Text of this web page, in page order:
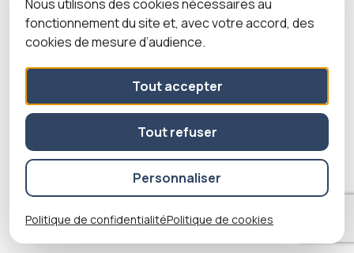
Nous utilisons des cookies nécessaires au
fonctionnement du site et, avec votre accord, des
cookies de mesure d’audience.
Tout accepter
Tout refuser
Personnaliser
Politique de confidentialitéPolitique de cookies
Étude de définition
et de programmation
Construction d’une maison médicale pour 7 praticiens.
Semoy (45)